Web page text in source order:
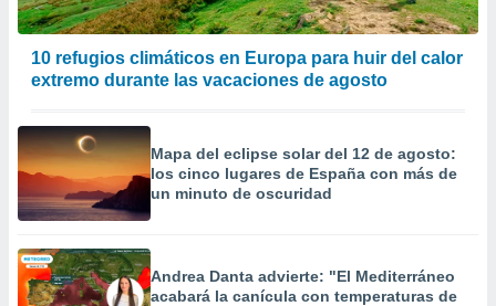
10 refugios climáticos en Europa para huir del calor
extremo durante las vacaciones de agosto
Mapa del eclipse solar del 12 de agosto:
los cinco lugares de España con más de
un minuto de oscuridad
Andrea Danta advierte: "El Mediterráneo
acabará la canícula con temperaturas de